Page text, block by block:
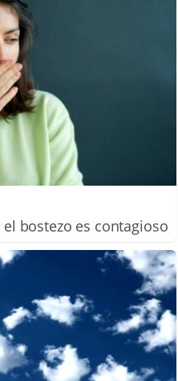
bostezo es contagioso